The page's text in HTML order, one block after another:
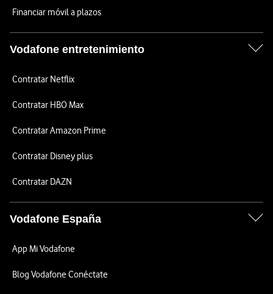
Financiar móvil a plazos
Vodafone entretenimiento
Contratar Netflix
Contratar HBO Max
Contratar Amazon Prime
Contratar Disney plus
Contratar DAZN
Vodafone España
App Mi Vodafone
Blog Vodafone Conéctate